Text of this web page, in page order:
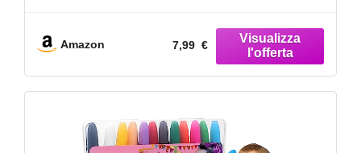
Amazon 7,99 €